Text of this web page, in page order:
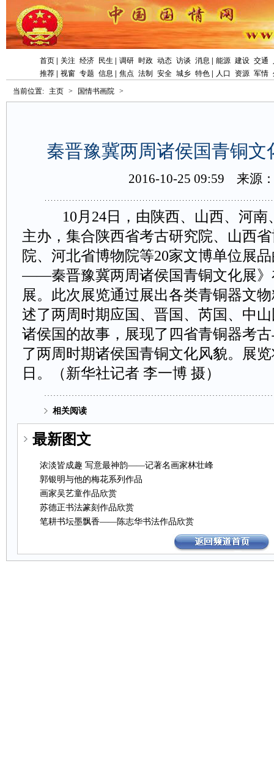
首页 关注 经济 民生 调研 时政 动态 访谈 消息 能源 建设 交通
推荐
视窗 专题 信息 焦点 法制 安全 城乡 特色 人口 资源 军情
当前位置: 主页 > 国情书画院 >
秦晋豫冀两周诸侯国青铜文
2016-10-2509:59 来源
10月24日，由陕西、山西、河
主办，集合陕西省考古研究院、山西
院、河北省博物院等20家文博单位展
——秦晋豫冀两周诸侯国青铜文化展》
展。此次展览通过展出各类青铜器文
述了两周时期应国、晋国、芮国、中
诸侯国的故事，展现了四省青铜器考
了两周时期诸侯国青铜文化风貌。展
日。（新华社记者李一博摄）
相关阅读
最新图文
浓淡皆成趣写意最神韵——记著名画家林壮峰
郭银明与他的梅花系列作品
画家吴艺童作品欣赏
苏德正书法篆刻作品欣赏
笔耕书坛墨飘香——陈志华书法作品欣赏